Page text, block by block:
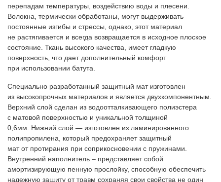
перепадам температуры, воздействию воды и плесени.
Волокна, термически обработаны, могут выдерживать
постоянные изгибы и стрессы, однако, этот материал
не растягивается и всегда возвращается в исходное плоское
состояние. Ткань высокого качества, имеет гладкую
поверхность, что дает дополнительный комфорт
при использовании батута.
Специально разработанный защитный мат изготовлен
из высокопрочных материалов и является двухкомпонентным.
Верхний слой сделан из водоотталкивающего полиэстера
с матовой поверхностью и уникальной толщиной
0,6мм. Нижний слой — изготовлен из ламинированного
полипропилена, который предохраняет защитный
мат от протирания при соприкосновении с пружинами.
Внутренний наполнитель – представляет собой
амортизирующую пенную прослойку, способную обеспечить
надежную защиту от травм сохраняя свои свойства не один